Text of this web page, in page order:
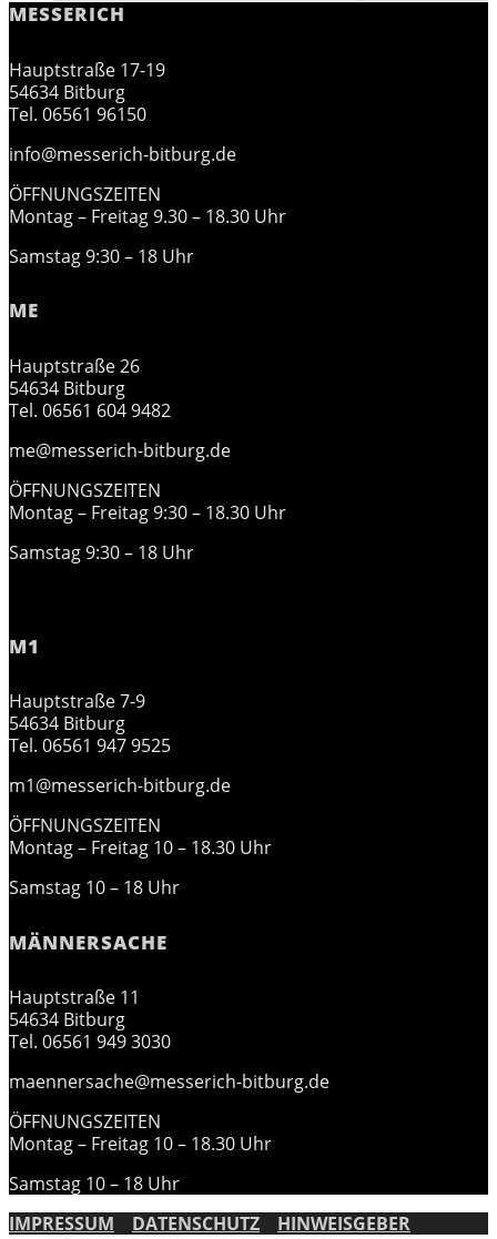
MESSERICH
Hauptstraße 17-19
54634 Bitburg
Tel. 06561 96150
info@messerich-bitburg.de
ÖFFNUNGSZEITEN
Montag – Freitag 9.30 – 18.30 Uhr
Samstag 9:30 – 18 Uhr
ME
Hauptstraße 26
54634 Bitburg
Tel. 06561 604 9482
me@messerich-bitburg.de
ÖFFNUNGSZEITEN
Montag – Freitag 9:30 – 18.30 Uhr
Samstag 9:30 – 18 Uhr
M1
Hauptstraße 7-9
54634 Bitburg
Tel. 06561 947 9525
m1@messerich-bitburg.de
ÖFFNUNGSZEITEN
Montag – Freitag 10 – 18.30 Uhr
Samstag 10 – 18 Uhr
MÄNNERSACHE
Hauptstraße 11
54634 Bitburg
Tel. 06561 949 3030
maennersache@messerich-bitburg.de
ÖFFNUNGSZEITEN
Montag – Freitag 10 – 18.30 Uhr
Samstag 10 – 18 Uhr
IMPRESSUM
DATENSCHUTZ HINWEISGEBER